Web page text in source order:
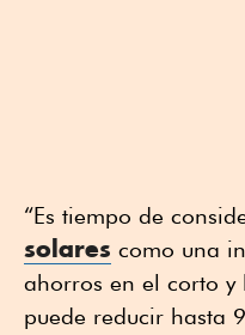
“Es tiempo de
solares como una
ahorros en el corto y
puede reducir hasta